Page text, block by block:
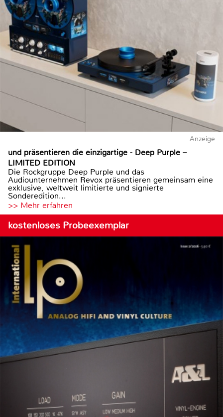
Anzeige
und präsentieren die einzigartige - Deep Purple –
LIMITED EDITION
Die Rockgruppe Deep Purple und das
Audiounternehmen Revox präsentieren gemeinsam eine
exklusive, weltweit limitierte und signierte
Sonderedition...
>> Mehr erfahren
kostenloses Probeexemplar